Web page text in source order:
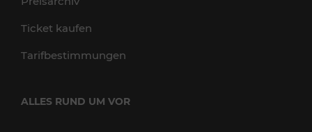
Ticket kaufen
Tarifbestimmungen
ALLES RUND UM VOR